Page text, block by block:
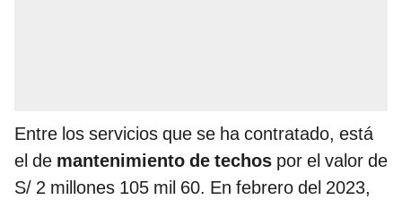
Entre los servicios que se ha contratado, está
el de mantenimiento de techos por el valor de
S/ 2 millones 105 mil 60. En febrero del 2023,